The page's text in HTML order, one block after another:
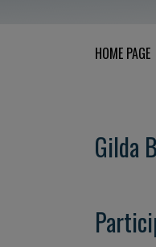
HOME PAGE
Gilda